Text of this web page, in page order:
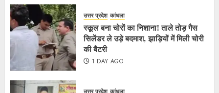
उत्तर प्रदेश कांधला
स्कूल बना चोरों का निशाना! ताले तोड़ गैस
सिलेंडर ले उड़े बदमाश, झाड़ियों में मिली चोरी
की बैटरी
1 DAY AGO